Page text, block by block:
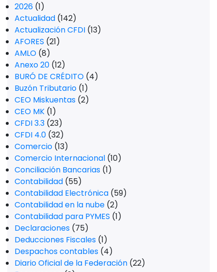
2026 (1)
Actualidad (142)
Actualización CFDI (13)
AFORES (21)
AMLO (8)
Anexo 20 (12)
BURÓ DE CRÉDITO (4)
Buzón Tributario (1)
CEO Miskuentas (2)
CEO MK (1)
CFDI 3.3 (23)
CFDI 4.0 (32)
Comercio (13)
Comercio Internacional (10)
Conciliación Bancarias (1)
Contabilidad (55)
Contabilidad Electrónica (59)
Contabilidad en la nube (2)
Contabilidad para PYMES (1)
Declaraciones (75)
Deducciones Fiscales (1)
Despachos contables (4)
Diario Oficial de la Federación (22)